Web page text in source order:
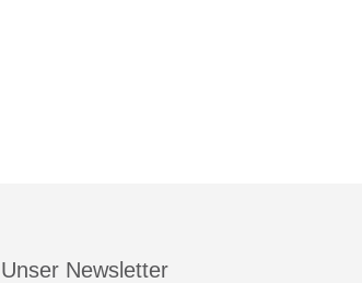
Unser Newsletter